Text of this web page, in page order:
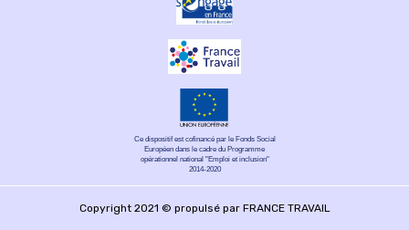
Ce dispositif est cofinancé par le Fonds Social
Européen dans le cadre du Programme
opérationnel national "Emploi et inclusion"
2014-2020
Copyright 2021 © propulsé par FRANCE TRAVAIL